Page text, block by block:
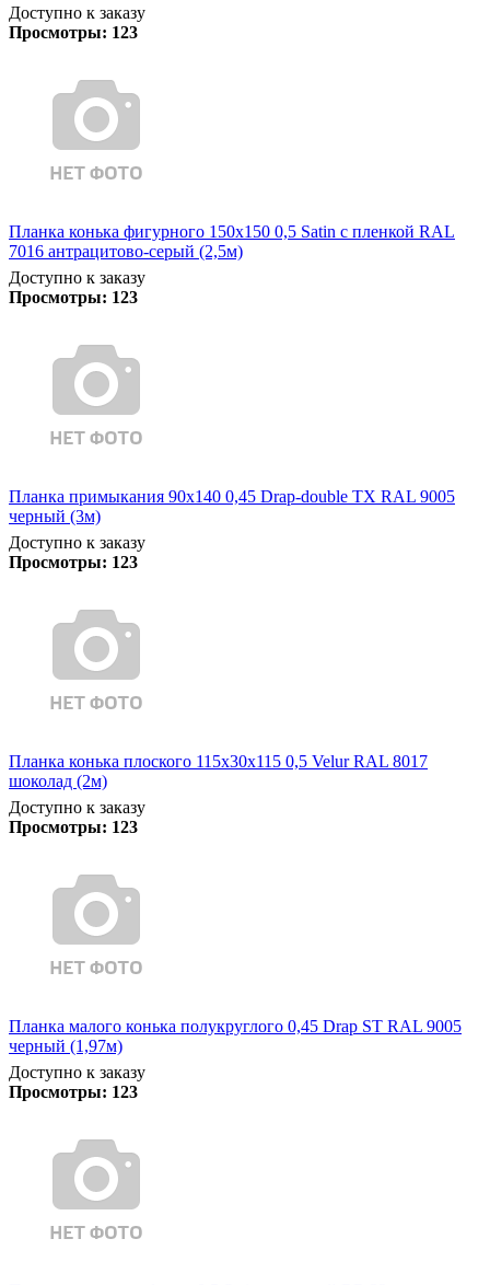
Доступно к заказу
Просмотры: 123
Планка конька фигурного 150x150 0,5 Satin с пленкой RAL
7016 антрацитово-серый (2,5м)
Доступно к заказу
Просмотры: 123
Планка примыкания 90х140 0,45 Drap-double TX RAL 9005
черный (3м)
Доступно к заказу
Просмотры: 123
Планка конька плоского 115х30х115 0,5 Velur RAL 8017
шоколад (2м)
Доступно к заказу
Просмотры: 123
Планка малого конька полукруглого 0,45 Drap ST RAL 9005
черный (1,97м)
Доступно к заказу
Просмотры: 123